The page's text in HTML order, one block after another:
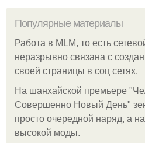
Популярные материалы
Работа в MLM, то есть
неразрывно связана с
своей страницы в соц сетях.
На шанхайской премьере
Совершенно Новый День"
просто очередной наряд, а
высокой моды.